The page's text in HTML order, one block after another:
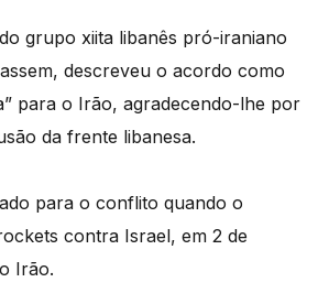
grupo xiita libanês pró-iraniano
descreveu o acordo como
para o Irão, agradecendo-lhe por
da frente libanesa.
para o conflito quando o
contra Israel, em 2 de
Irão.